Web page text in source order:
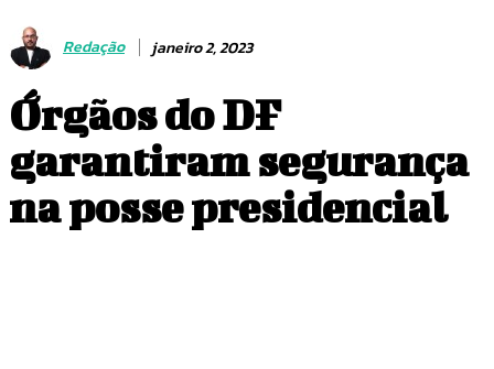
Redação janeiro 2, 2023
Órgãos do DF
garantiram segurança
na posse presidencial